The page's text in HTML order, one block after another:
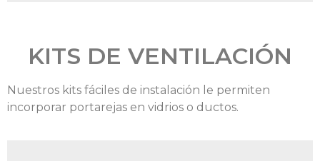
KITS DE VENTILACIÓN
Nuestros kits fáciles de instalación le permiten
incorporar portarejas en vidrios o ductos.